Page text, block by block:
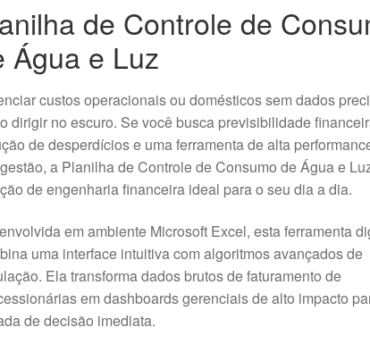
de Controle de
Água e Luz
custos operacionais ou domésticos sem dados
dirigir no escuro. Se você busca previsibilidade
de desperdícios e uma ferramenta de alta
a Planilha de Controle de Consumo de Água e
de engenharia financeira ideal para o seu dia a dia.
em ambiente Microsoft Excel, esta ferramenta
uma interface intuitiva com algoritmos avançados de
Ela transforma dados brutos de faturamento de
em dashboards gerenciais de alto impacto
de decisão imediata.